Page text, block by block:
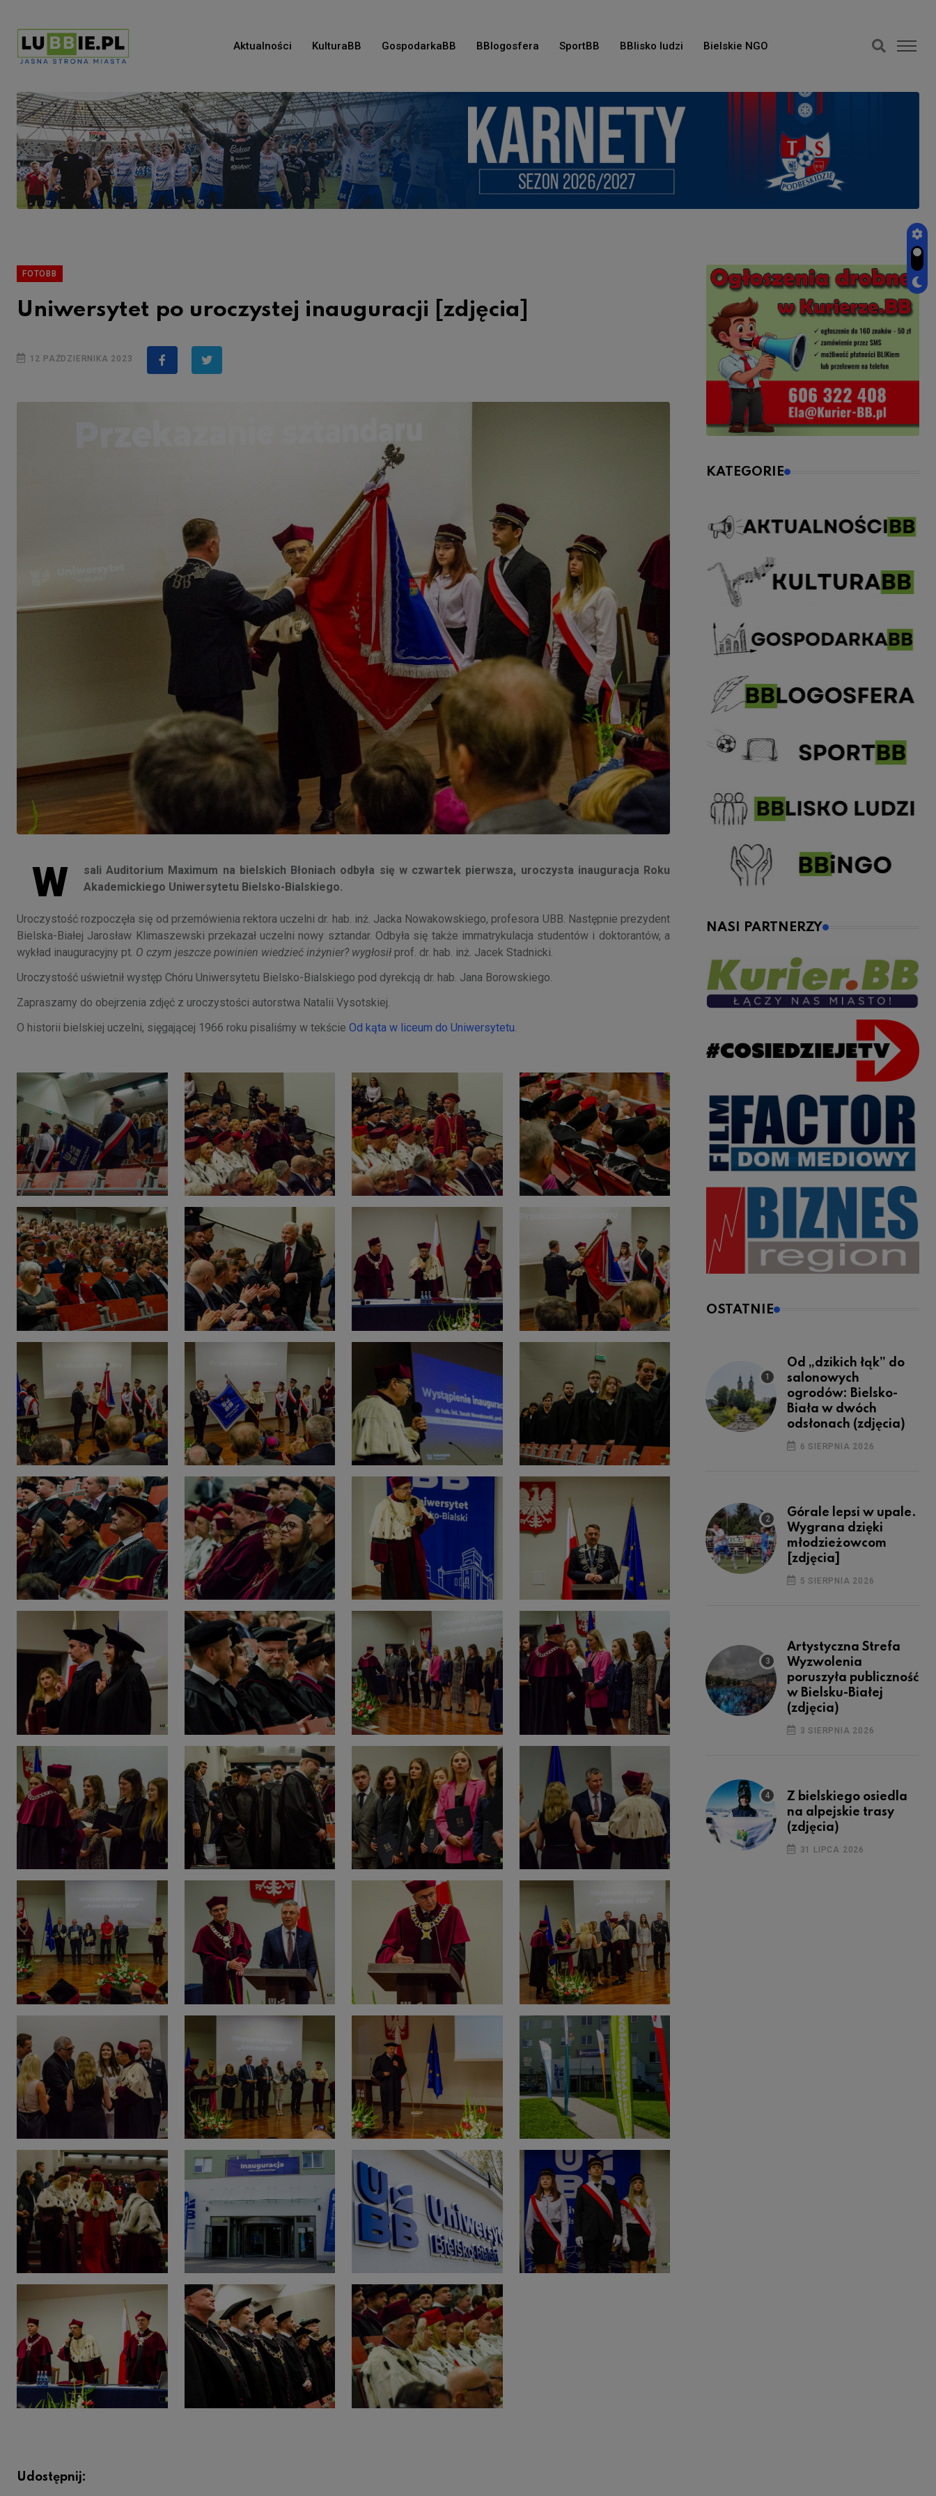
Aktualności KulturaBB GospodarkaBB BBlogosfera SportBB BBlisko ludzi Bielskie NGO
FOTOBB
Uniwersytet po uroczystej inauguracji [zdjęcia]
12 PAŹDZIERNIKA 2023
W
sali Auditorium Maximum na bielskich Błoniach odbyła się w czwartek pierwsza, uroczysta inauguracja Roku
Akademickiego Uniwersytetu Bielsko-Bialskiego.
Uroczystość rozpoczęła się od przemówienia rektora uczelni dr. hab. inż. Jacka Nowakowskiego, profesora UBB. Następnie prezydent
Bielska-Białej Jarosław Klimaszewski przekazał uczelni nowy sztandar. Odbyła się także immatrykulacja studentów i doktorantów, a
wykład inauguracyjny pt. O czym jeszcze powinien wiedzieć inżynier? wygłosił prof. dr. hab. inż. Jacek Stadnicki.
Uroczystość uświetnił występ Chóru Uniwersytetu Bielsko-Bialskiego pod dyrekcją dr. hab. Jana Borowskiego.
Zapraszamy do obejrzenia zdjęć z uroczystości autorstwa Natalii Vysotskiej.
O historii bielskiej uczelni, sięgającej 1966 roku pisaliśmy w tekście Od kąta w liceum do Uniwersytetu.
Udostępnij:
KATEGORIE
NASI PARTNERZY
OSTATNIE
Od „dzikich łąk” do
salonowych
ogrodów: Bielsko-
Biała w dwóch
odsłonach (zdjęcia)
6 SIERPNIA 2026
Górale lepsi w upale.
Wygrana dzięki
młodzieżowcom
[zdjęcia]
5 SIERPNIA 2026
Artystyczna Strefa
Wyzwolenia
poruszyła publiczność
w Bielsku-Białej
(zdjęcia)
3 SIERPNIA 2026
Z bielskiego osiedla
na alpejskie trasy
(zdjęcia)
31 LIPCA 2026